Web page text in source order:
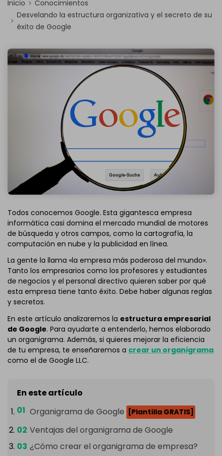
Inicio
Conocimientos
Desvelando la estructura organizativa y el secreto de su
éxito de Google
Todos conocemos Google. Esta gigantesca empresa
informática casi domina el mercado mundial de motores
de búsqueda y otros campos, como la cartografía, la
computación en nube y la publicidad en línea.
La gente la llama «la empresa más poderosa del mundo».
Tanto los empresarios como los profesores y estudiantes
de negocios y el personal directivo quieren saber por qué
esta empresa tiene tanto éxito. Debe haber algunas reglas
y secretos.
En este artículo analizaremos la estructura empresarial
de Google. Para ayudarte a entenderlo, hemos elaborado
un organigrama. Además, si quieres mejorar la eficiencia
de tu empresa, te enseñaremos a crear un organigrama
como el de Google LLC.
En este artículo
Organigrama de Google [Plantilla GRATIS]
Ventajas del organigrama de Google
¿Cómo crear el organigrama de empresa?